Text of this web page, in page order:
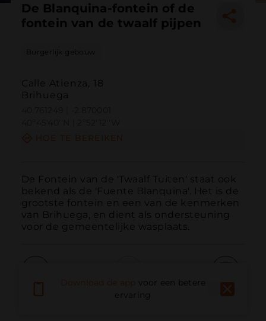
De Blanquina-fontein of de
fontein van de twaalf pijpen
Burgerlijk gebouw
Calle Atienza, 18
Brihuega
De Fontein van de 'Twaalf Tuiten' staat ook
bekend als de 'Fuente Blanquina'. Het is de
grootste fontein en een van de kenmerken
van Brihuega, en dient als ondersteuning
voor de gemeentelijke wasplaats.
E-mail
voor een betere
ervaring